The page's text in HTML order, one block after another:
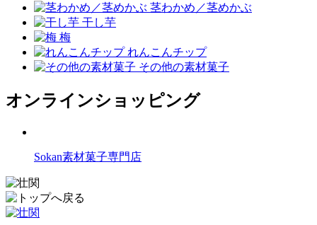
茎わかめ／茎めかぶ
干し芋
梅
れんこんチップ
その他の素材菓子
オンラインショッピング
Sokan素材菓子専門店